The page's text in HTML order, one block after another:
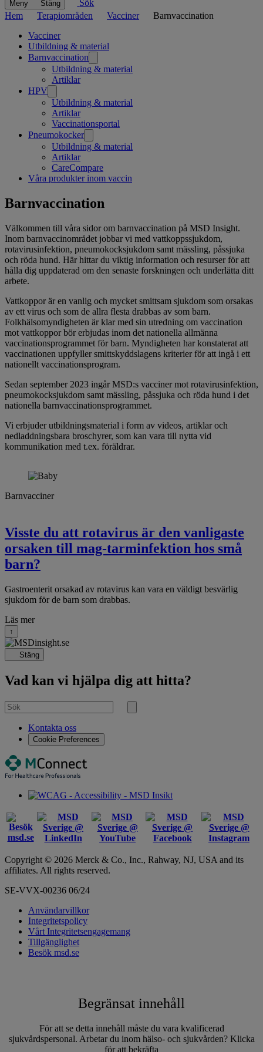
Meny Stäng
Sök
Hem
Terapiområden Vacciner Barnvaccination
Related
pages
Vacciner
Utbildning & material
Barnvaccination
Utbildning & material
Artiklar
HPV
Utbildning & material
Artiklar
Vaccinationsportal
Pneumokocker
Utbildning & material
Artiklar
CareCompare
Våra produkter inom vaccin
Barnvaccination
Välkommen till våra sidor om barnvaccination på MSD Insight.
Inom barnvaccinområdet jobbar vi med vattkoppssjukdom,
rotavirusinfektion, pneumokocksjukdom samt mässling, påssjuka
och röda hund. Här hittar du viktig information och resurser för att
hålla dig uppdaterad om den senaste forskningen och underlätta ditt
arbete.
Vattkoppor är en vanlig och mycket smittsam sjukdom som orsakas
av ett virus och som de allra flesta drabbas av som barn.
Folkhälsomyndigheten är klar med sin utredning om vaccination
mot vattkoppor bör erbjudas inom det nationella allmänna
vaccinationsprogrammet för barn. Myndigheten har konstaterat att
vaccinationen uppfyller smittskyddslagens kriterier för att ingå i ett
nationellt vaccinationsprogram.
Sedan september 2023 ingår MSD:s vacciner mot rotavirusinfektion,
pneumokocksjukdom samt mässling, påssjuka och röda hund i det
nationella barnvaccinationsprogrammet.
Vi erbjuder utbildningsmaterial i form av videos, artiklar och
nedladdningsbara broschyrer, som kan vara till nytta vid
kommunikation med t.ex. föräldrar.
Barnvacciner
Visste du att rotavirus är den vanligaste
orsaken till mag-tarminfektion hos små
barn?
Gastroenterit orsakad av rotavirus kan vara en väldigt besvärlig
sjukdom för de barn som drabbas.
Läs mer
↑
Stäng
Vad kan vi hjälpa dig att hitta?
Sök
efter
Sök
Kontakta oss
Cookie Preferences
Copyright © 2026 Merck & Co., Inc., Rahway, NJ, USA and its
affiliates. All rights reserved.
SE-VVX-00236 06/24
Användarvillkor
Integritetspolicy
Vårt Integritetsengagemang
Tillgänglighet
Besök msd.se
Begränsat innehåll
För att se detta innehåll måste du vara kvalificerad
sjukvårdspersonal. Arbetar du inom hälso- och sjukvården? Klicka
för att bekräfta